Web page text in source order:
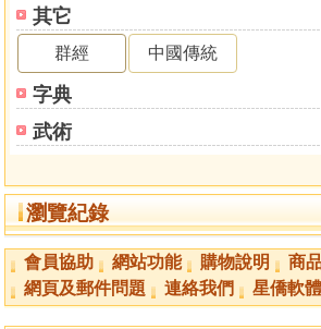
其它
群經 中國傳統
字典
武術
瀏覽紀錄
庚申
辛未
辛巳
辛丑
辛亥
辛酉
壬辰
壬寅
壬子
壬戌
癸酉
會員協助 網站功能 購物說明 商
網頁及郵件問題
連絡我們 星僑軟